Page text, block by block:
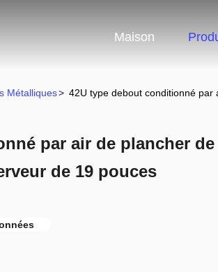
Maison
Métalliques> 42U type debout conditionné
par air de plancher de
de 19 pouces